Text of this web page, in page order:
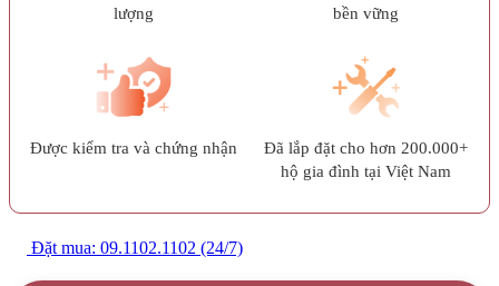
lượng
bền vững
Được kiểm tra và chứng nhận
Đã lắp đặt cho hơn 200.000+
hộ gia đình tại Việt Nam
Đặt mua: 09.1102.1102 (24/7)